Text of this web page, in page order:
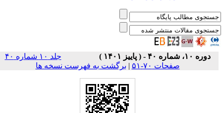
دوره ۱۰، شماره ۴۰ - ( پاییز ۱۴۰۱ )
جلد ۱۰ شماره ۴۰
صفحات ۷۰-۵۱
|برگشت به فهرست نسخه ها